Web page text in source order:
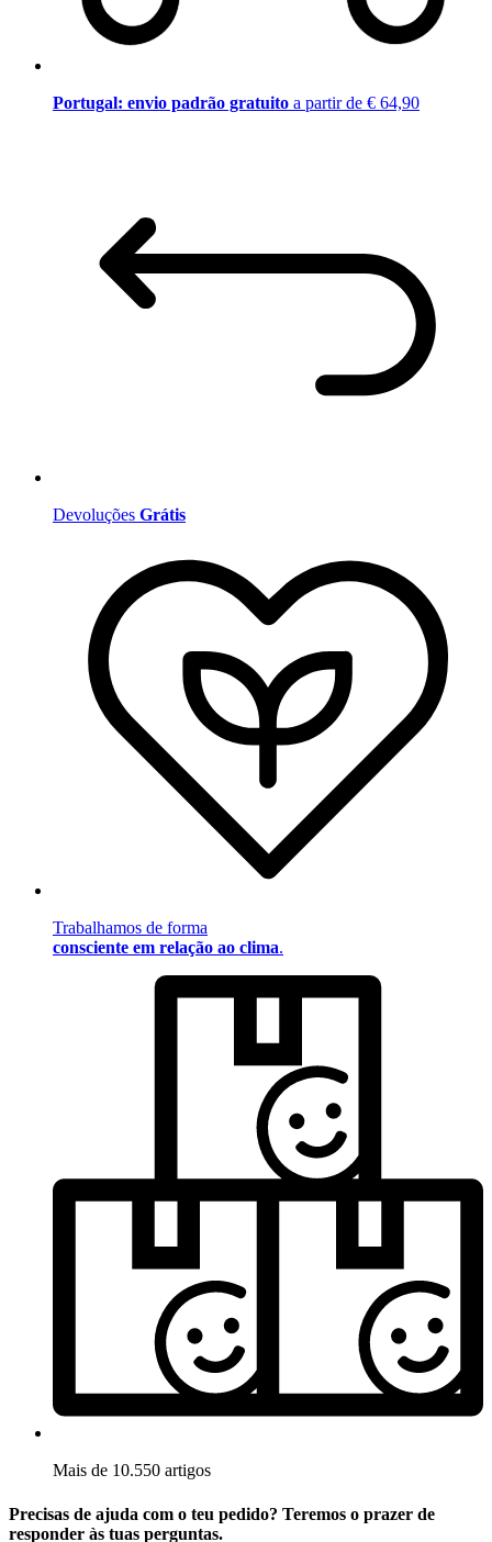
Portugal: envio padrão gratuito a partir de € 64,90
Devoluções Grátis
Trabalhamos de forma
consciente em relação ao clima.
Mais de 10.550 artigos
Precisas de ajuda com o teu pedido? Teremos o prazer de
responder às tuas perguntas.